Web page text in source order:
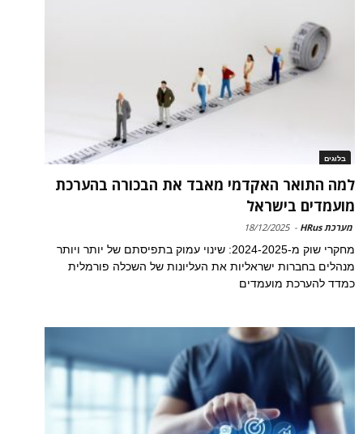
בלוגים
למה התואר האקדמי מאבד את הבכורה בהערכת
מועמדים בישראל
מערכת HRus -
18/12/2025
מחקרי שוק מ-2024-2025: שינוי עמוק בתפיסתם של יותר ויותר
מנהלים בחברות ישראליות את העליונות של השכלה פורמלית
כמדד להערכת מועמדים